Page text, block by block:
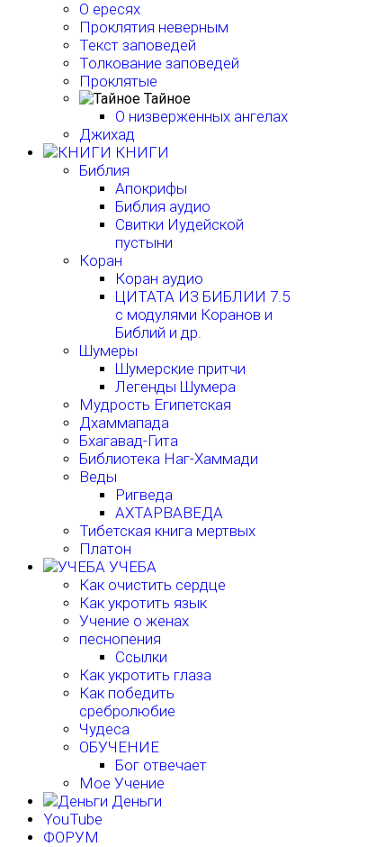
О ересях
Проклятия неверным
Текст заповедей
Толкование заповедей
Проклятые
Тайное
О низверженных ангелах
Джихад
КНИГИ
Библия
Апокрифы
Библия аудио
Свитки Иудейской
пустыни
Коран
Коран аудио
ЦИТАТА ИЗ БИБЛИИ 7.5
с модулями Коранов и
Библий и др.
Шумеры
Шумерские притчи
Легенды Шумера
Мудрость Египетская
Дхаммапада
Бхагавад-Гита
Библиотека Наг-Хаммади
Веды
Ригведа
АХТАРВАВЕДА
Тибетская книга мертвых
Платон
УЧЕБА
Как очистить сердце
Как укротить язык
Учение о женах
песнопения
Ссылки
Как укротить глаза
Как победить
сребролюбие
Чудеса
ОБУЧЕНИЕ
Бог отвечает
Мое Учение
Деньги
YouTube
ФОРУМ